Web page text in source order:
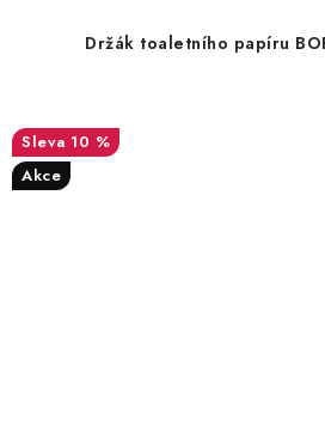
Držák toaletního papíru
10 %
Akce